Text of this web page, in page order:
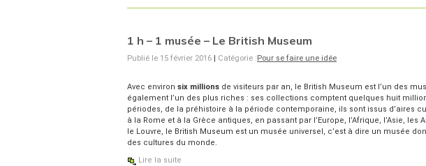
1 h – 1 musée – Le British Museum
Publié le 15 février 2016 | Catégorie :Pour se faire une idée
Avec environ six millions de visiteurs par an, le British Museum est l’un des
également l’un des plus riches : ses collections comptent quelques huit
périodes, de la préhistoire à la période contemporaine, ils sont issus d’aires
à la Rome et à la Grèce antiques, en passant par l’Europe, l’Afrique, l’Asie, les
le Louvre, le British Museum est un musée universel, c’est à dire un musée
des cultures du monde.
Lire la suite